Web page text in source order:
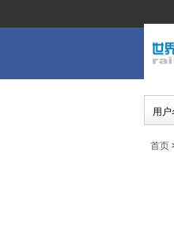
首页